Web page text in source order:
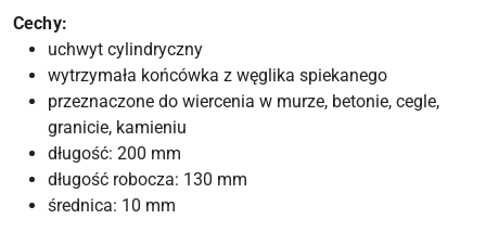
Cechy:
uchwyt cylindryczny
wytrzymała końcówka z węglika spiekanego
przeznaczone do wiercenia w murze, betonie, cegle,
granicie, kamieniu
długość: 200 mm
długość robocza: 130 mm
średnica: 10 mm